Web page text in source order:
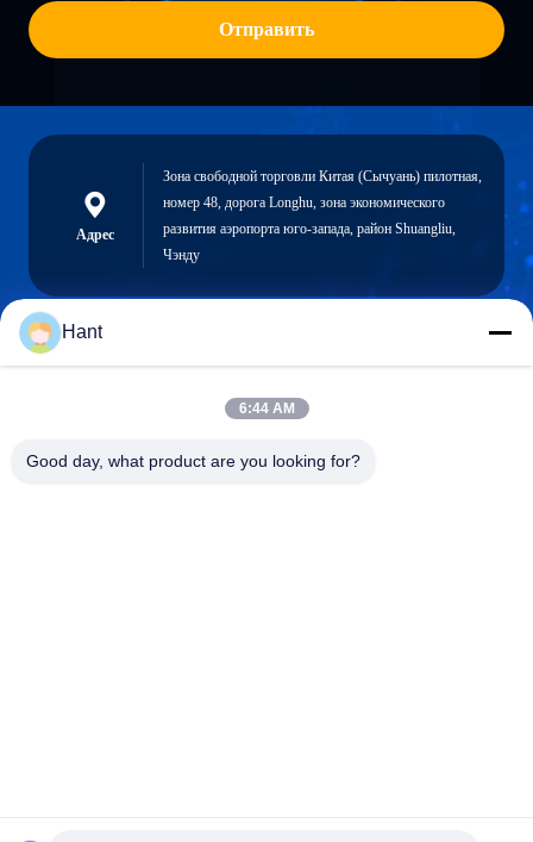
Отправить
Адрес
Зона свободной торговли Китая (Сычуань) пилотная,
номер 48, дорога Longhu, зона экономического
развития аэропорта юго-запада, район Shuangliu,
Чэнду
Hant
6:44 AM
Good day, what product are you looking for?